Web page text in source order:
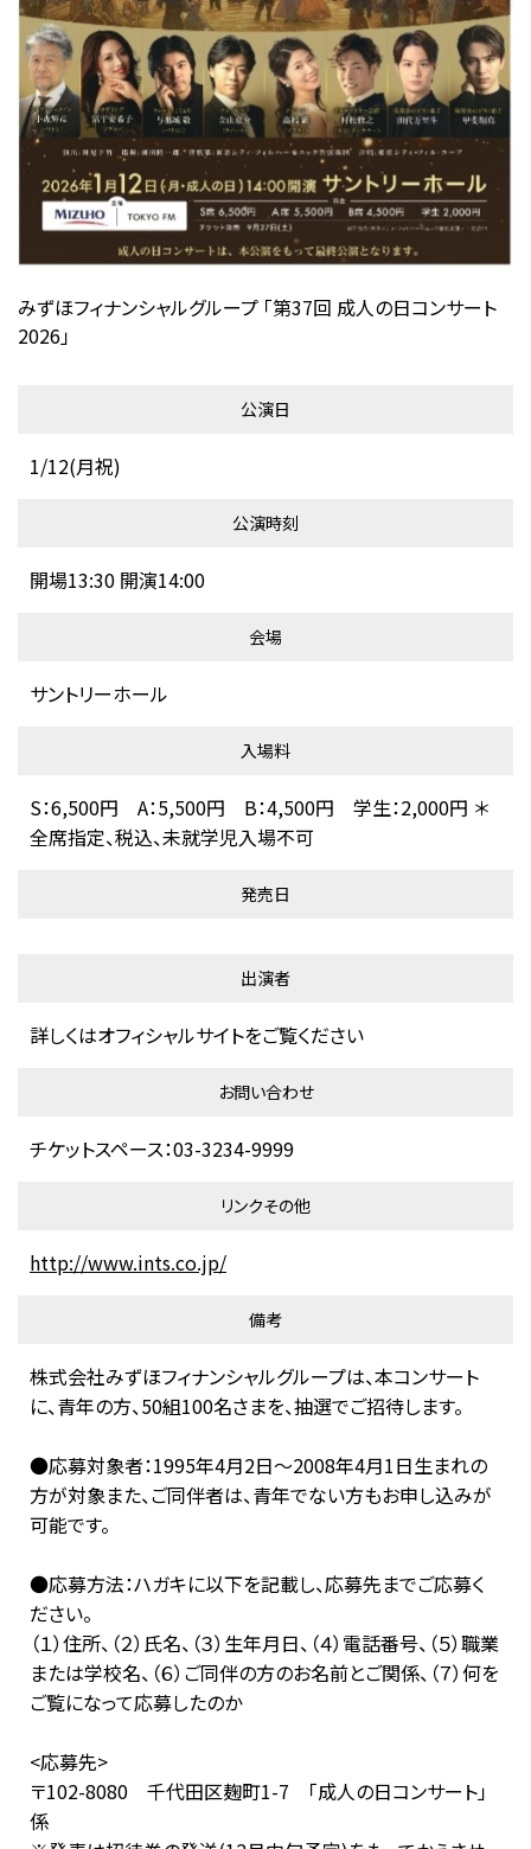
みずほフィナンシャルグループ 「第37回 成人の日コンサート
2026」
公演日
1/12(月祝)
公演時刻
開場13:30 開演14:00
会場
サントリーホール
入場料
S：6,500円 A：5,500円 B：4,500円 学生：2,000円 ＊
全席指定、税込、未就学児入場不可
発売日
出演者
詳しくはオフィシャルサイトをご覧ください
お問い合わせ
チケットスペース：03-3234-9999
リンクその他
http://www.ints.co.jp/
備考
株式会社みずほフィナンシャルグループは、本コンサート
に、青年の方、50組100名さまを、抽選でご招待します。
●応募対象者：1995年4月2日～2008年4月1日生まれの
方が対象また、ご同伴者は、青年でない方もお申し込みが
可能です。
●応募方法：ハガキに以下を記載し、応募先までご応募く
ださい。
（１）住所、（２）氏名、（３）生年月日、（４）電話番号、（５）職業
または学校名、（６）ご同伴の方のお名前とご関係、（７）何を
ご覧になって応募したのか
<応募先>
〒102-8080 千代田区麹町1-7 「成人の日コンサート」
係